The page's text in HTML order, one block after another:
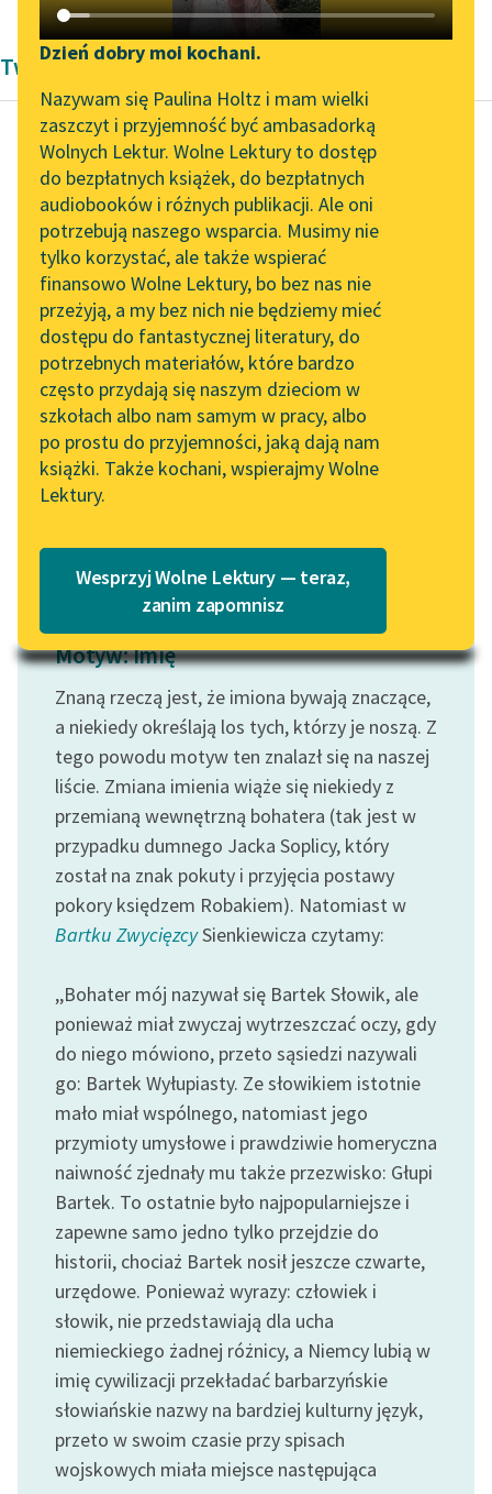
Katalog DAISY
Podkasty o książkach
Zgłoś brak utworu
Aktualności
„Prokurator Alicja Horn”
do słuchania
Byliśmy częścią AI Impact
Lab
Zapraszamy na spotkanie
online z tłumaczkami
literatury skandynawskiej
Spotkanie z Katarzyną
Tunkiel w Oslo
102. lata temu zmarł
Joseph Conrad
Lektury szkolne i klasyka
literatury do słuchania dla
uczennic i uczniów z
E-kolekcja lektur
szkolnych i literatury do
słuchania dla uczennic i
niepełnosprawnościami
Feministyczne inspiracje.
Popularyzacja
skandynawskiej literatury
Ręce pełne poezji
Kolekcje edukacyjne
twórców przechodzących
do domeny publicznej,
lektur szkolnych oraz
Starego Testamentu
Odkurzamy bohaterów
Szkoła Poezji Wolnych
Lektur
Narzędzia
Mapa Wolnych Lektur
Leśmianator
Przewodnik dla piszących i
czytających
API
OAI-PMH
Widget Wolnych Lektur
Przypisy
Katalog w formacie PDF
O nas
Kontakt
O projekcie
Zespół
Dzień dobry moi kochani.
Nazywam się Paulina Holtz i mam wielki
zaszczyt i przyjemność być ambasadorką
Wolnych Lektur. Wolne Lektury to dostęp
do bezpłatnych książek, do bezpłatnych
audiobooków i różnych publikacji. Ale oni
potrzebują naszego wsparcia. Musimy nie
tylko korzystać, ale także wspierać
finansowo Wolne Lektury, bo bez nas nie
przeżyją, a my bez nich nie będziemy mieć
dostępu do fantastycznej literatury, do
potrzebnych materiałów, które bardzo
często przydają się naszym dzieciom w
szkołach albo nam samym w pracy, albo
po prostu do przyjemności, jaką dają nam
książki. Także kochani, wspierajmy Wolne
Lektury.
Wesprzyj Wolne Lektury — teraz,
zanim zapomnisz
Twórczość Stefana Grabińskiego
Stefan Grabiński
Cień Bafometa
—Laudetur Jesus
Christus! — pozdrowił
cicho łamiącego się w
ustawicznych ukłonach
Kuternóżkę.
— Laudetur,laudetur
— zapiszczał tamten...
Motyw: Imię
Znaną rzeczą jest, że imiona bywają znaczące,
a niekiedy określają los tych, którzy je noszą. Z
tego powodu motyw ten znalazł się na naszej
liście. Zmiana imienia wiąże się niekiedy z
przemianą wewnętrzną bohatera (tak jest w
przypadku dumnego Jacka Soplicy, który
został na znak pokuty i przyjęcia postawy
pokory księdzem Robakiem). Natomiast w
Bartku ZwycięzcySienkiewicza czytamy:
,,Bohater mój nazywał się Bartek Słowik, ale
ponieważ miał zwyczaj wytrzeszczać oczy, gdy
do niego mówiono, przeto sąsiedzi nazywali
go: Bartek Wyłupiasty. Ze słowikiem istotnie
mało miał wspólnego, natomiast jego
przymioty umysłowe i prawdziwie homeryczna
naiwność zjednały mu także przezwisko: Głupi
Bartek. To ostatnie było najpopularniejsze i
zapewne samo jedno tylko przejdzie do
historii, chociaż Bartek nosił jeszcze czwarte,
urzędowe. Ponieważ wyrazy: człowiek i
słowik, nie przedstawiają dla ucha
niemieckiego żadnej różnicy, a Niemcy lubią w
imię cywilizacji przekładać barbarzyńskie
słowiańskie nazwy na bardziej kulturny język,
przeto w swoim czasie przy spisach
wojskowych miała miejsce następująca